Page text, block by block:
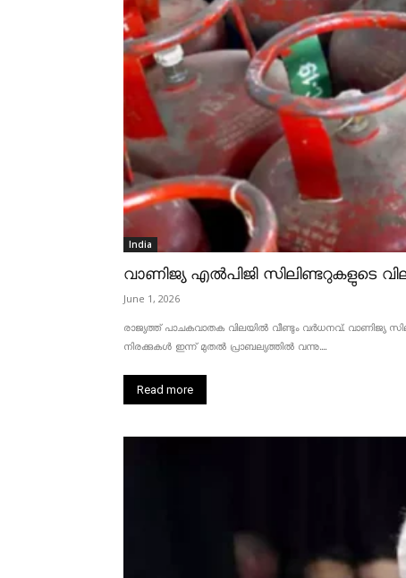
India
വാണിജ്യ എൽപിജി സിലിണ്ടറുകളുടെ
June 1, 2026
രാജ്യത്ത് പാചകവാതക വിലയിൽ വീണ്ടും വർധനവ്. വാണിജ്യ
നിരക്കുകൾ ഇന്ന് മുതൽ പ്രാബല്യത്തിൽ വന്നു....
Read more